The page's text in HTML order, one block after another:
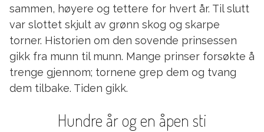
sammen, høyere og tettere for hvert år. Til slutt
var slottet skjult av grønn skog og skarpe
torner. Historien om den sovende prinsessen
gikk fra munn til munn. Mange prinser forsøkte å
trenge gjennom; tornene grep dem og tvang
dem tilbake. Tiden gikk.
Hundre år og en åpen sti